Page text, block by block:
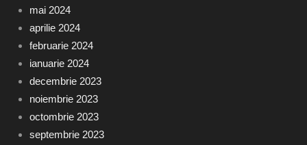
mai 2024
aprilie 2024
februarie 2024
ianuarie 2024
decembrie 2023
noiembrie 2023
octombrie 2023
septembrie 2023